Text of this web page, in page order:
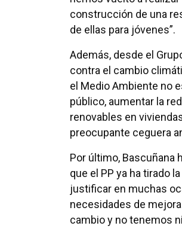
construcción de una
de ellas para jóvenes”.
Además, desde el
contra el cambio
el Medio Ambiente no
público, aumentar la
renovables en
preocupante ceguera
Por último, Bascuñana
que el PP ya ha tirado
justificar en muchas
necesidades de
cambio y no tenemos